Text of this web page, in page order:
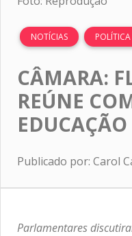
NOTÍCIAS POLÍTICA
CÂMARA:
REÚNE
EDUCAÇÃO
Publicado por: Carol
Parlamentares